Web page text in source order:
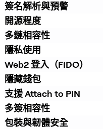
簽名解析與預警
開源程度
多鏈相容性
隱私使用
Web2 登入（FIDO）
隱藏錢包
支援 Attach to PIN
多簽相容性
包裝與韌體安全